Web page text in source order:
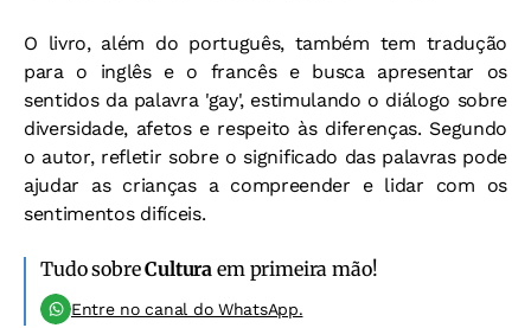
O livro, além do português, também tem tradução
para o inglês e o francês e busca apresentar os
sentidos da palavra 'gay', estimulando o diálogo sobre
diversidade, afetos e respeito às diferenças. Segundo
o autor, refletir sobre o significado das palavras pode
ajudar as crianças a compreender e lidar com os
sentimentos difíceis.
Tudo sobreCultura em primeira mão!
Entre no canal do WhatsApp.